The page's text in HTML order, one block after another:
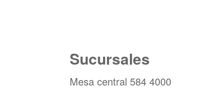
Sucursales
Mesa central 584 4000